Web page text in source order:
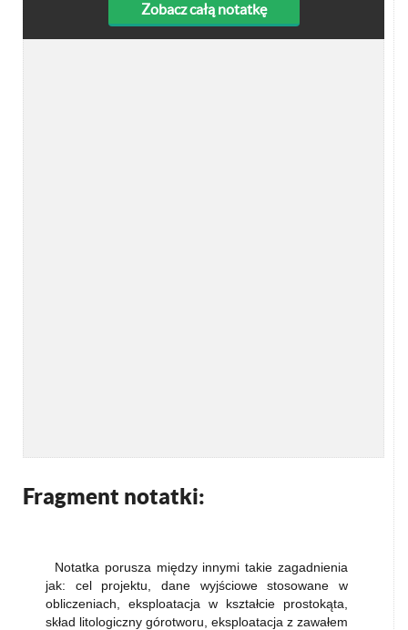
Zobacz całą notatkę
Fragment notatki:
Notatka porusza między innymi takie zagadnienia
jak: cel projektu, dane wyjściowe stosowane w
obliczeniach, eksploatacja w kształcie prostokąta,
skład litologiczny górotworu, eksploatacja z zawałem